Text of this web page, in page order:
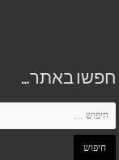
חפשו באתר…